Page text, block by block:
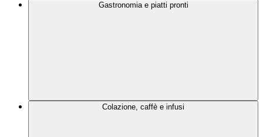
Gastronomia e piatti pronti
Colazione, caffè e infusi